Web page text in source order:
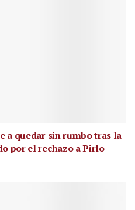
a quedar sin rumbo tras la
por el rechazo a Pirlo